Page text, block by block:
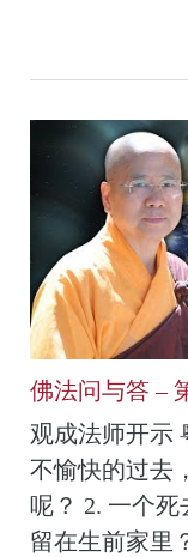
佛法问与答 –
观成法师开示
不愉快的过去
呢？ 2. 一个
留在生前家里